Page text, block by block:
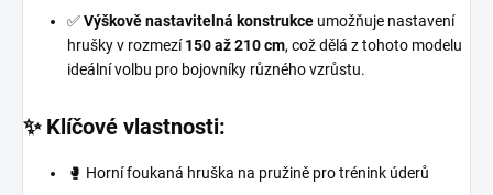
✅Výškově nastavitelná konstrukce umožňuje nastavení
hrušky v rozmezí150 až 210 cm, což dělá z tohoto modelu
ideální volbu pro bojovníky různého vzrůstu.
✨ Klíčové vlastnosti:
🥊 Horní foukaná hruška na pružině pro trénink úderů